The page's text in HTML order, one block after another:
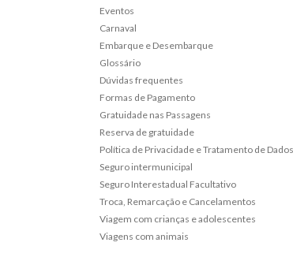
Eventos
Carnaval
Embarque e Desembarque
Glossário
Dúvidas frequentes
Formas de Pagamento
Gratuidade nas Passagens
Reserva de gratuidade
Política de Privacidade e Tratamento de
Seguro intermunicipal
Seguro Interestadual Facultativo
Troca, Remarcação e Cancelamentos
Viagem com crianças e adolescentes
Viagens com animais